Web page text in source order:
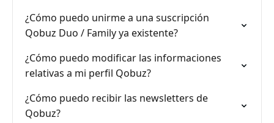
¿Cómo puedo unirme a una suscripción
Qobuz Duo / Family ya existente?
¿Cómo puedo modificar las informaciones
relativas a mi perfil Qobuz?
¿Cómo puedo recibir las newsletters de
Qobuz?